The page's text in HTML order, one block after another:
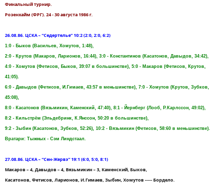
Финальный турнир.
Розенхайм (ФРГ). 24 - 30 августа 1986 г.
26.08.86. ЦСКА – “Седертелье” 10:2 (2:0, 2:0, 6:2)
1:0 - Быков (Васильев, Хомутов, 1:48),
2:0 - Крутов (Макаров, Ларионов, 16:44), 3:0 - Константинов (Касатонов, Давыдов, 34:42),
4:0 - Хомутов (Фетисов, Быков, 39:07 в большинстве), 5:0 - Макаров (Фетисов, Крутов,
41:05).
6:0 - Давыдов (Фетисов, И.Гимаев, 43:57 в меньшинстве), 7:0 - Хомутов (Крутов, Зубков,
45:08),
8:0 - Касатонов (Вязьмикин, Каменский, 47:40), 8:1 - Йернберг (Лооб, Р.Карлссон, 49:02),
8:2 - Кильстрём (Эльдебринк, К.Янссон, 50:20 в большинстве),
9:2 - Зыбин (Касатонов, Зубков, 52:26), 10:2 - Вязьмикин (Фетисов, 58:60 в меньшинстве).
Вратари: Тыжных - Сэм Линдстаал.
27.08.86. ЦСКА – “Сен-Жервэ” 19:1 (6:0, 5:0, 8:1)
Макаров – 4, Давыдов – 4, Вязьмикин – 3, Каменский, Быков,
Касатонов, Фетисов, Ларионов, И.Гимаев, Зыбин, Хомутов ----- Бордело.